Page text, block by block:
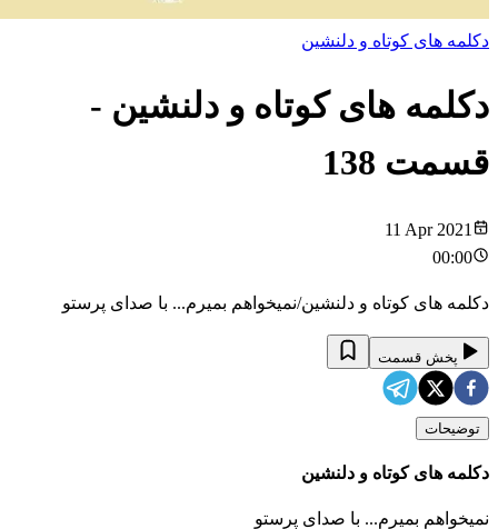
دکلمه های کوتاه و دلنشین
دکلمه های کوتاه و دلنشین -
قسمت 138
11 Apr 2021
00:00
دکلمه های کوتاه و دلنشین/نمیخواهم بمیرم... با صدای پرستو
پخش قسمت
توضیحات
دکلمه های کوتاه و دلنشین
نمیخواهم بمیرم... با صدای پرستو